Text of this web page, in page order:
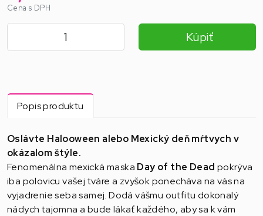
Cena s DPH
Kúpiť
Popis produktu
Oslávte Halooween alebo Mexický deň mŕtvych v
okázalom štýle.
Fenomenálna mexická maska ​​ Day of the Dead pokrýva
iba polovicu vašej tváre a zvyšok ponecháva na vás na
vyjadrenie seba samej. Dodá vášmu outfitu dokonalý
nádych tajomna a bude lákať každého, aby sa k vám